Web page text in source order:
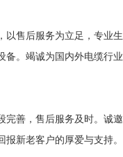
售后服务为立足，专业
。竭诚为国内外电缆行
善，售后服务及时。诚
新老客户的厚爱与支持。